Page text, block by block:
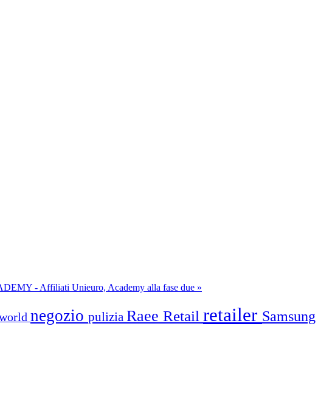
- Affiliati Unieuro, Academy alla fase due »
negozio pulizia Raee Retail retailer Samsung